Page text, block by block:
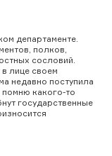
департаменте.
полков,
сословий.
в лице своем
недавно поступила
помню какого-то
государственные